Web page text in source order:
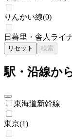
りんかい線(0)
日暮里・舎人ライ
リセット 検索
駅・沿線か
東海道新幹線
東京(1)